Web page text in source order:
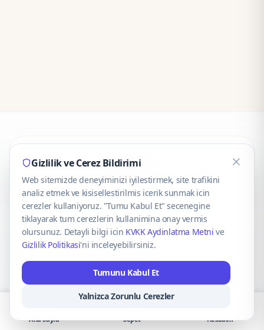
CaseOnn
© 2025 CaseOnn. Tüm hakları saklıdır.
VISA Mastercard
Gizlilik ve Cerez Bildirimi
Web sitemizde deneyiminizi iyilestirmek, site trafikini
analiz etmek ve kisisellestirilmis icerik sunmak icin
cerezler kullaniyoruz. "Tumu Kabul Et" secenegine
tiklayarak tum cerezlerin kullanimina onay vermis
olursunuz. Detayli bilgi icin KVKK Aydinlatma Metni ve
Gizlilik Politikasi'ni inceleyebilirsiniz.
Tumunu Kabul Et
Yalnizca Zorunlu Cerezler
Ana Sayfa Sepet Hesabım